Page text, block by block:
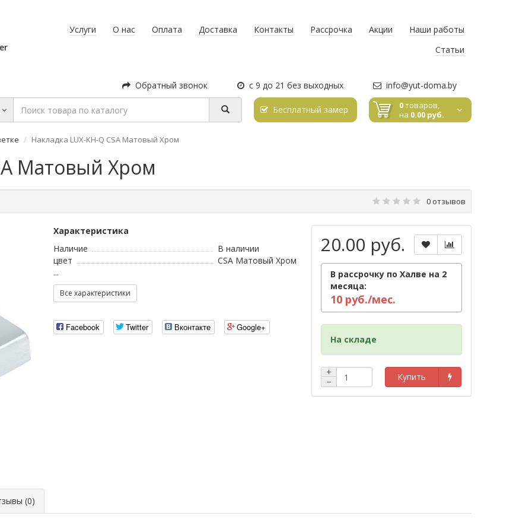
Услуги О нас Оплата Доставка Контакты Рассрочка Акции
Наши работы
Статьи
Обратный звонок с 9 до 21 без выходных info@yut-doma.by
Бесплатный замер 0товаров,
на 0.00 руб.
Накладка LUX-KH-Q CSA Матовый Хром
Матовый Хром
0 отзывов
Характеристика
Наличие
В наличии
цвет
CSA Матовый Хром
...
Все характеристики
Facebook Twitter Вконтакте Google+
20.00 руб.
В рассрочку по Халве на 2
месяца:
10 руб./мес.
На складе
+
−
Купить
(0)